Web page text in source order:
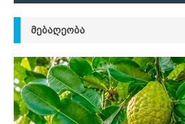
ᲛᲔᲑᲐᲦᲔᲝᲑᲐ